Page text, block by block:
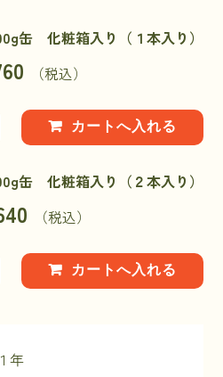
缶 化粧箱入り（１本入り）
（税込）
缶 化粧箱入り（２本入り）
（税込）
１年